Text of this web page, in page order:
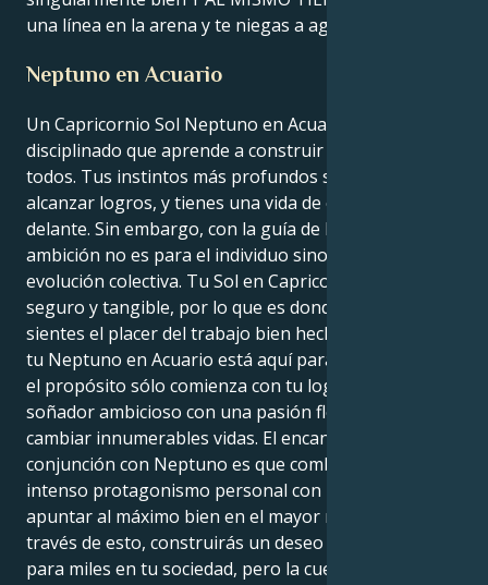
una línea en la arena y te niegas a aguantar mierdas.
Neptuno en Acuario
Un Capricornio Sol Neptuno en Acuario es un líder
disciplinado que aprende a construir un futuro para
todos. Tus instintos más profundos son construir y
alcanzar logros, y tienes una vida de éxitos por
delante. Sin embargo, con la guía de Neptuno, tu
ambición no es para el individuo sino para la
evolución colectiva. Tu Sol en Capricornio desea lo
seguro y tangible, por lo que es donde finalmente
sientes el placer del trabajo bien hecho. Sin embargo,
tu Neptuno en Acuario está aquí para mostrarte que
el propósito sólo comienza con tu logro. Eres un
soñador ambicioso con una pasión floreciente por
cambiar innumerables vidas. El encanto del Sol en
conjunción con Neptuno es que combinan un
intenso protagonismo personal con la capacidad de
apuntar al máximo bien en el mayor número. A
través de esto, construirás un deseo fundamental
para miles en tu sociedad, pero la cuestión sigue